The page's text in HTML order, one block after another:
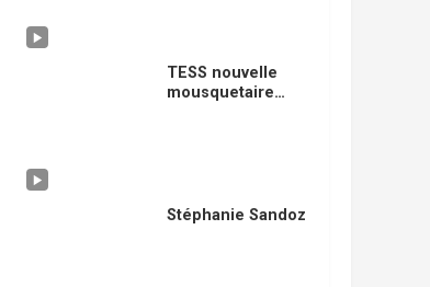
TESS nouvelle
mousquetaire
Stéphanie Sandoz